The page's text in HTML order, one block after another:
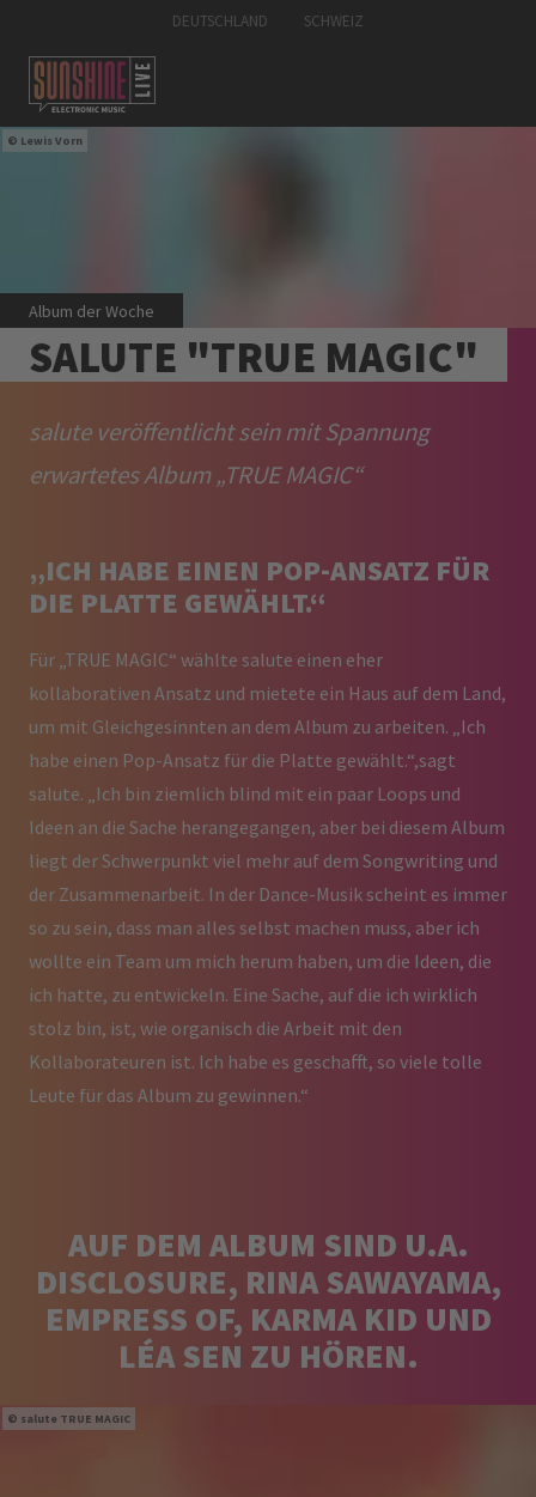
DEUTSCHLAND SCHWEIZ
Lewis Vorn
Album der Woche
SALUTE "TRUE MAGIC"
salute veröffentlicht sein mit Spannung
erwartetes Album „TRUE MAGIC“
„ICH HABE EINEN POP-ANSATZ FÜR
DIE PLATTE GEWÄHLT.“
Für „TRUE MAGIC“ wählte salute einen eher
kollaborativen Ansatz und mietete ein Haus auf dem Land,
um mit Gleichgesinnten an dem Album zu arbeiten. „Ich
habe einen Pop-Ansatz für die Platte gewählt.“,sagt
salute. „Ich bin ziemlich blind mit ein paar Loops und
Ideen an die Sache herangegangen, aber bei diesem Album
liegt der Schwerpunkt viel mehr auf dem Songwriting und
der Zusammenarbeit. In der Dance-Musik scheint es immer
so zu sein, dass man alles selbst machen muss, aber ich
wollte ein Team um mich herum haben, um die Ideen, die
ich hatte, zu entwickeln. Eine Sache, auf die ich wirklich
stolz bin, ist, wie organisch die Arbeit mit den
Kollaborateuren ist. Ich habe es geschafft, so viele tolle
Leute für das Album zu gewinnen.“
AUF DEM ALBUM SIND U.A.
DISCLOSURE, RINA SAWAYAMA,
EMPRESS OF, KARMA KID UND
LÉA SEN ZU HÖREN.
salute TRUE MAGIC